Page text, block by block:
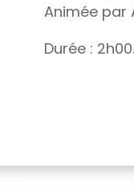
Animée par
Durée : 2h00.